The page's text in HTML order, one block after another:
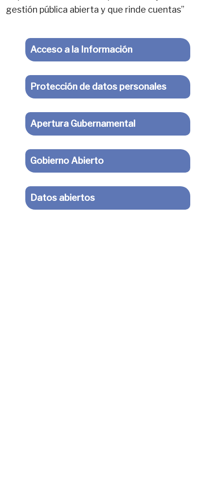
gestión pública abierta y que rinde cuentas”
Acceso a la Información
Protección de datos personales
Apertura Gubernamental
Gobierno Abierto
Datos abiertos